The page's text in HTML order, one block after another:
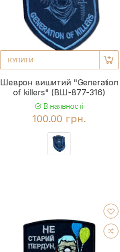
КУПИТИ
Шеврон вишитий "Generation
of killers" (ВШ-877-316)
В наявності
100.00 грн.